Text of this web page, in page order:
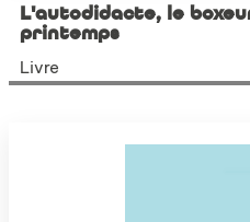
L'autodidacte, le
printemps
Livre